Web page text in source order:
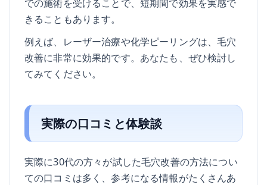
での施術を受けることで、短期間で効果を実感で
きることもあります。
例えば、レーザー治療や化学ピーリングは、毛穴
改善に非常に効果的です。あなたも、ぜひ検討し
てみてください。
実際の口コミと体験談
実際に30代の方々が試した毛穴改善の方法につい
ての口コミは多く、参考になる情報がたくさんあ